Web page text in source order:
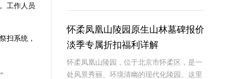
工作人员
扫系统，
怀柔凤凰山陵园原生山林墓碑报价
淡季专属折扣福利详解
怀柔凤凰山陵园，位于北京市怀柔区，是一
处风景秀丽、环境清幽的现代化陵园。这里